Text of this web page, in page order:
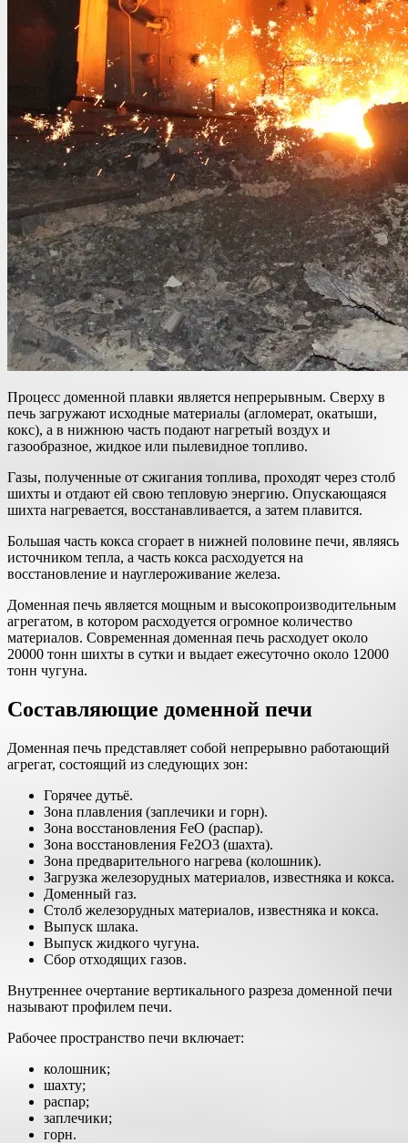
Процесс доменной плавки является непрерывным. Сверху в
печь загружают исходные материалы (агломерат, окатыши,
кокс), а в нижнюю часть подают нагретый воздух и
газообразное, жидкое или пылевидное топливо.
Газы, полученные от сжигания топлива, проходят через столб
шихты и отдают ей свою тепловую энергию. Опускающаяся
шихта нагревается, восстанавливается, а затем плавится.
Большая часть кокса сгорает в нижней половине печи, являясь
источником тепла, а часть кокса расходуется на
восстановление и науглероживание железа.
Доменная печь является мощным и высокопроизводительным
агрегатом, в котором расходуется огромное количество
материалов. Современная доменная печь расходует около
20000 тонн шихты в сутки и выдает ежесуточно около 12000
тонн чугуна.
Составляющие доменной печи
Доменная печь представляет собой непрерывно работающий
агрегат, состоящий из следующих зон:
Горячее дутьё.
Зона плавления (заплечики и горн).
Зона восстановления FeO (распар).
Зона восстановления Fe2O3 (шахта).
Зона предварительного нагрева (колошник).
Загрузка железорудных материалов, известняка и кокса.
Доменный газ.
Столб железорудных материалов, известняка и кокса.
Выпуск шлака.
Выпуск жидкого чугуна.
Сбор отходящих газов.
Внутреннее очертание вертикального разреза доменной печи
называют профилем печи.
Рабочее пространство печи включает:
колошник;
шахту;
распар;
заплечики;
горн.